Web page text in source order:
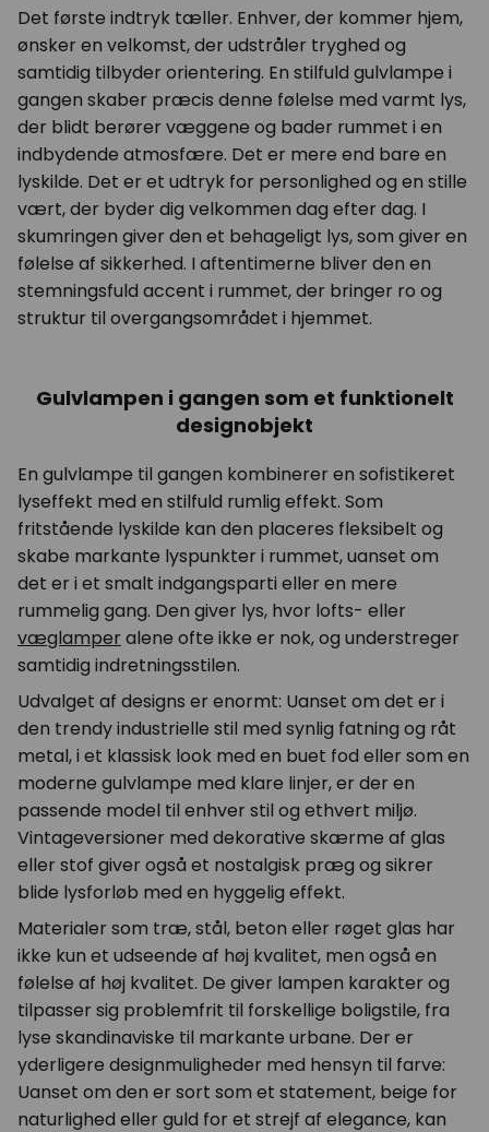
Det første indtryk tæller. Enhver, der kommer hjem,
ønsker en velkomst, der udstråler tryghed og
samtidig tilbyder orientering. En stilfuld gulvlampe i
gangen skaber præcis denne følelse med varmt lys,
der blidt berører væggene og bader rummet i en
indbydende atmosfære. Det er mere end bare en
lyskilde. Det er et udtryk for personlighed og en stille
vært, der byder dig velkommen dag efter dag. I
skumringen giver den et behageligt lys, som giver en
følelse af sikkerhed. I aftentimerne bliver den en
stemningsfuld accent i rummet, der bringer ro og
struktur til overgangsområdet i hjemmet.
Gulvlampen i gangen som et funktionelt
designobjekt
En gulvlampe til gangen kombinerer en sofistikeret
lyseffekt med en stilfuld rumlig effekt. Som
fritstående lyskilde kan den placeres fleksibelt og
skabe markante lyspunkter i rummet, uanset om
det er i et smalt indgangsparti eller en mere
rummelig gang. Den giver lys, hvor lofts- eller
væglamper alene ofte ikke er nok, og understreger
samtidig indretningsstilen.
Udvalget af designs er enormt: Uanset om det er i
den trendy industrielle stil med synlig fatning og råt
metal, i et klassisk look med en buet fod eller som en
moderne gulvlampe med klare linjer, er der en
passende model til enhver stil og ethvert miljø.
Vintageversioner med dekorative skærme af glas
eller stof giver også et nostalgisk præg og sikrer
blide lysforløb med en hyggelig effekt.
Materialer som træ, stål, beton eller røget glas har
ikke kun et udseende af høj kvalitet, men også en
følelse af høj kvalitet. De giver lampen karakter og
tilpasser sig problemfrit til forskellige boligstile, fra
lyse skandinaviske til markante urbane. Der er
yderligere designmuligheder med hensyn til farve:
Uanset om den er sort som et statement, beige for
naturlighed eller guld for et strejf af elegance, kan